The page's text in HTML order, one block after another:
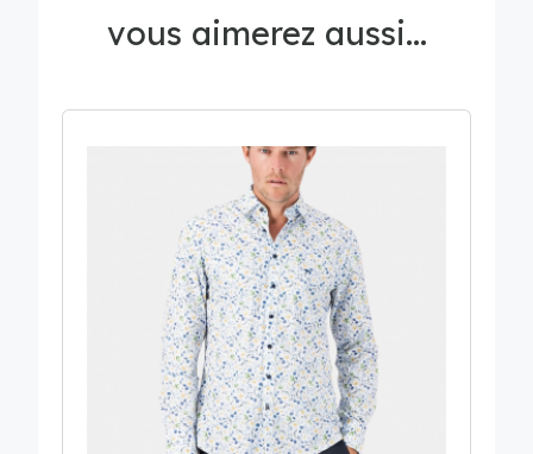
vous aimerez aussi...